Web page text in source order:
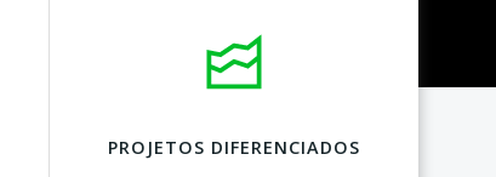
PROJETOS DIFERENCIADOS